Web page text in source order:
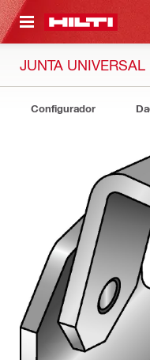
CONTENT
JUNTA
Configurador